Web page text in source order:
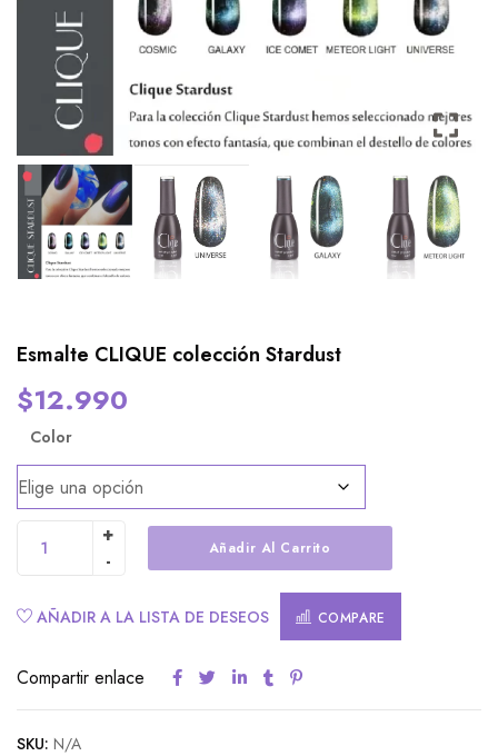
Esmalte CLIQUE colección Stardust
$12.990
Color
Añadir Al Carrito
AÑADIR A LA LISTA DE DESEOS COMPARE
Compartir enlace
SKU: N/A